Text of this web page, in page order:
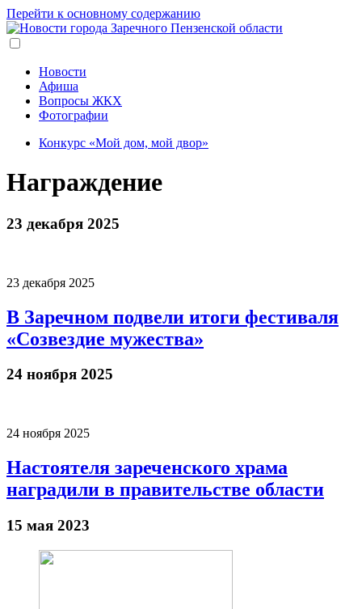
Перейти к основному содержанию
Новости
Афиша
Вопросы ЖКХ
Фотографии
Конкурс «Мой дом, мой двор»
Награждение
23 декабря 2025
23 декабря 2025
В Заречном подвели итоги фестиваля
«Созвездие мужества»
24 ноября 2025
24 ноября 2025
Настоятеля зареченского храма
наградили в правительстве области
15 мая 2023